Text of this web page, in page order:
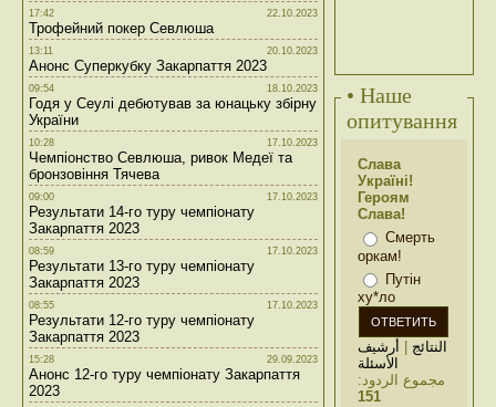
17:42 22.10.2023
Трофейний покер Севлюша
13:11 20.10.2023
Анонс Суперкубку Закарпаття 2023
09:54 18.10.2023
Годя у Сеулі дебютував за юнацьку збірну
України
10:28 17.10.2023
Чемпіонство Севлюша, ривок Медеї та
бронзовіння Тячева
09:00 17.10.2023
Результати 14-го туру чемпіонату
Закарпаття 2023
08:59 17.10.2023
Результати 13-го туру чемпіонату
Закарпаття 2023
08:55 17.10.2023
Результати 12-го туру чемпіонату
Закарпаття 2023
15:28 29.09.2023
Анонс 12-го туру чемпіонату Закарпаття
2023
• Наше
опитування
Слава
Україні!
Героям
Слава!
Смерть
оркам!
Путін
ху*ло
النتائج | أرشيف
الأسئلة
مجموع الردود:
151